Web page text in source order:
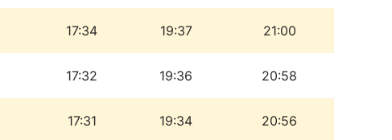
17:34 19:37 21:00
17:32 19:36 20:58
17:31 19:34 20:56